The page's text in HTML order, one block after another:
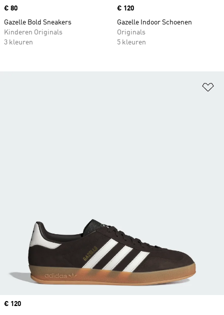
Price
€ 80
Gazelle Bold Sneakers
Kinderen Originals
3 kleuren
Price
€ 120
Gazelle Indoor Schoenen
Originals
5 kleuren
Price
€ 120